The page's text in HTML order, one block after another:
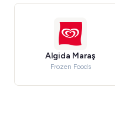
Algida Maraş
Frozen Foods